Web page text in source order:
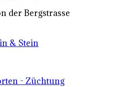
der Bergstrasse
& Stein
- Züchtung